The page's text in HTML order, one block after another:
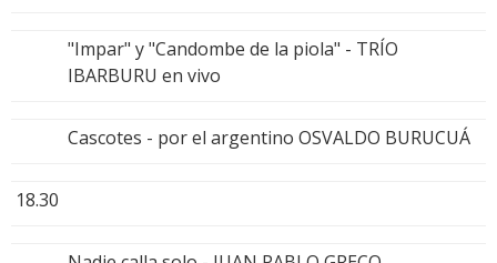
"Impar" y "Candombe de la piola" - TRÍO
IBARBURU en vivo
Cascotes - por el argentino OSVALDO BURUCUÁ
18.30